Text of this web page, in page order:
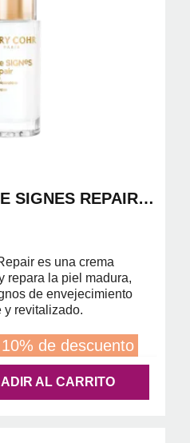
SIGNES REPAIR
es una crema
repara la piel madura,
de envejecimiento
y revitalizado.
10% de descuento
AL CARRITO